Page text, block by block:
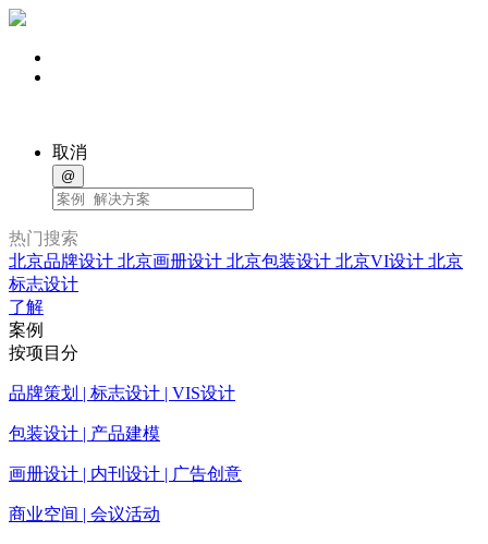
取消
@
热门搜索
北京品牌设计 北京画册设计 北京包装设计 北京VI设计 北京
标志设计
了解
案例
按项目分
品牌策划 | 标志设计 | VIS设计
包装设计 | 产品建模
画册设计 | 内刊设计 | 广告创意
商业空间 | 会议活动